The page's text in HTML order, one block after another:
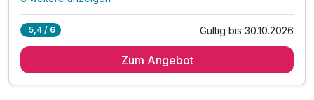
Alle Inklusivleistungen
2 x abwechslungsreiches Frühstück
5,4 / 6 Gültig bis 30.10.2026
Zum Angebot